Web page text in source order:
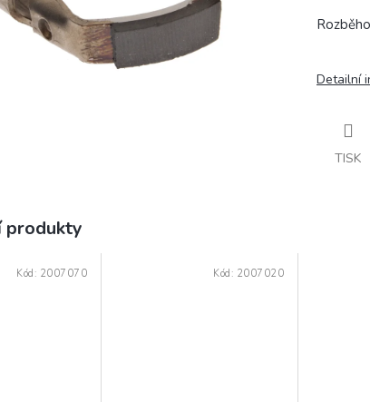
Detailní
TISK
produkty
Kód: 2007070 Kód: 2007020